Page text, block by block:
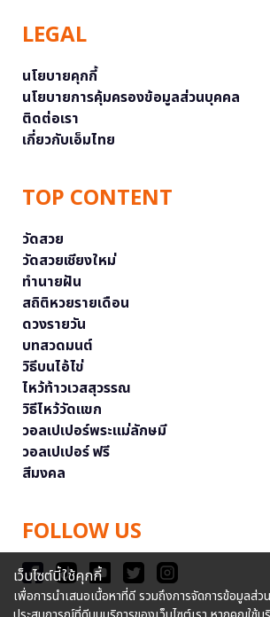
LEGAL
นโยบายคุกกี้
นโยบายการคุ้มครองข้อมูลส่วนบุคคล
ติดต่อเรา
เกี่ยวกับเอ็มไทย
TOP CONTENT
วัดสวย
วัดสวยเชียงใหม่
ทำนายฝัน
สถิติหวยรายเดือน
ดวงรายวัน
บทสวดมนต์
วิธีบนไอ้ไข่
ไหว้ท้าวเวสสุวรรณ
วิธีไหว้วัดแขก
วอลเปเปอร์พระแม่ลักษมี
วอลเปเปอร์ ฟรี
สีมงคล
FOLLOW US
เว็บไซต์นี้ใช้คุกกี้
เพื่อการนำเสนอเนื้อหาที่ดี รวมถึงการจัดการข้อมูลส่